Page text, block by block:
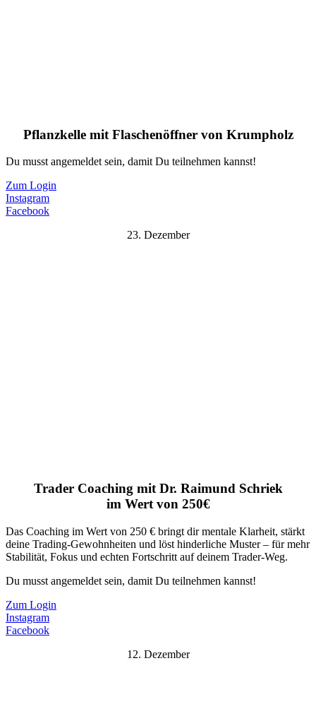
Pflanzkelle mit Flaschenöffner von Krumpholz
Du musst angemeldet sein, damit Du teilnehmen kannst!
Zum Login
Instagram
Facebook
23. Dezember
Trader Coaching mit Dr. Raimund Schriek
im Wert von 250€
Das Coaching im Wert von 250 € bringt dir mentale Klarheit, stärkt
deine Trading-Gewohnheiten und löst hinderliche Muster – für mehr
Stabilität, Fokus und echten Fortschritt auf deinem Trader-Weg.
Du musst angemeldet sein, damit Du teilnehmen kannst!
Zum Login
Instagram
Facebook
12. Dezember